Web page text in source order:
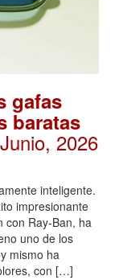
gafas
baratas
2026
inteligente.
impresionante
con Ray-Ban, ha
uno de los
mismo ha
con […]